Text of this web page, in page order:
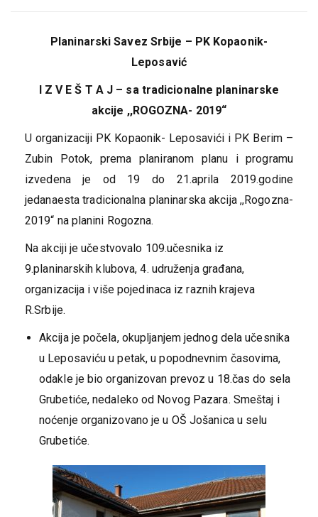
Planinarski Savez Srbije – PK Kopaonik-
Leposavić
I Z V E Š T A J – sa tradicionalne planinarske
akcije ,,ROGOZNA- 2019“
U organizaciji PK Kopaonik- Leposavići i PK Berim –
Zubin Potok, prema planiranom planu i programu
izvedena je od 19 do 21.aprila 2019.godine
jedanaesta tradicionalna planinarska akcija ,,Rogozna-
2019“ na planini Rogozna.
Na akciji je učestvovalo 109.učesnika iz
9.planinarskih klubova, 4. udruženja građana,
organizacija i više pojedinaca iz raznih krajeva
R.Srbije.
Akcija je počela, okupljanjem jednog dela učesnika
u Leposaviću u petak, u popodnevnim časovima,
odakle je bio organizovan prevoz u 18.čas do sela
Grubetiće, nedaleko od Novog Pazara. Smeštaj i
noćenje organizovano je u OŠ Jošanica u selu
Grubetiće.